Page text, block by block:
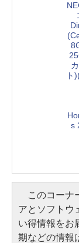
ト
s
このコーナ
アとソフトウ
い得情報をお
期などの情報